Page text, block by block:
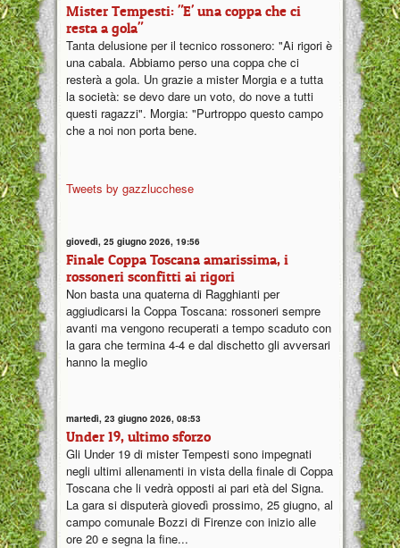
Mister Tempesti: "E' una coppa che ci
resta a gola"
Tanta delusione per il tecnico rossonero: "Ai rigori è
una cabala. Abbiamo perso una coppa che ci
resterà a gola. Un grazie a mister Morgia e a tutta
la società: se devo dare un voto, do nove a tutti
questi ragazzi". Morgia: "Purtroppo questo campo
che a noi non porta bene.
Tweets by gazzlucchese
giovedì, 25 giugno 2026, 19:56
Finale Coppa Toscana amarissima, i
rossoneri sconfitti ai rigori
Non basta una quaterna di Ragghianti per
aggiudicarsi la Coppa Toscana: rossoneri sempre
avanti ma vengono recuperati a tempo scaduto con
la gara che termina 4-4 e dal dischetto gli avversari
hanno la meglio
martedì, 23 giugno 2026, 08:53
Under 19, ultimo sforzo
Gli Under 19 di mister Tempesti sono impegnati
negli ultimi allenamenti in vista della finale di Coppa
Toscana che li vedrà opposti ai pari età del Signa.
La gara si disputerà giovedì prossimo, 25 giugno, al
campo comunale Bozzi di Firenze con inizio alle
ore 20 e segna la fine...